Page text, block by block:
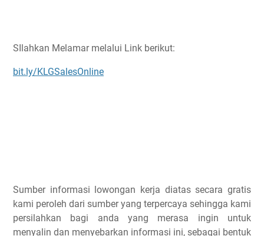
SIlahkan Melamar melalui Link berikut:
bit.ly/KLGSalesOnline
Sumber informasi lowongan kerja diatas secara gratis
kami peroleh dari sumber yang terpercaya sehingga kami
persilahkan bagi anda yang merasa ingin untuk
menyalin dan menyebarkan informasi ini, sebagai bentuk